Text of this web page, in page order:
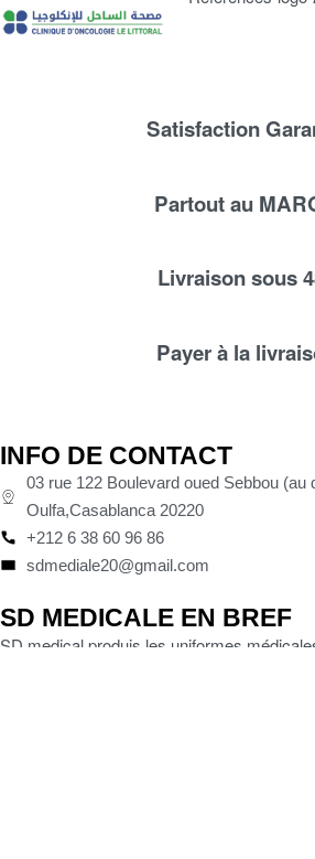
Satisfaction
Partout au
Livraison sous
Payer à la
INFO DE CONTACT
03 rue 122 Boulevard oued Sebbou (au
Oulfa,Casablanca 20220
+212 6 38 60 96 86
sdmediale20@gmail.com
SD MEDICALE EN BREF
SD medical produis les uniformes